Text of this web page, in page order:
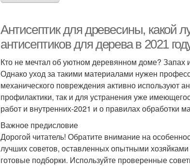
Антисептик для древесины, какой
антисептиков для дерева в 2021
Кто не мечтал об уютном деревянном доме?
Однако уход за такими материалами нужен
механического повреждения активно используют
профилактики, так и для устранения уже
работ и внутренних-2021 и о правилах обработки
Важное предисловие
Дорогой читатель! Обратите внимание на
лучших советов, оставленных опытными
готовые подборки. Используйте проверенные